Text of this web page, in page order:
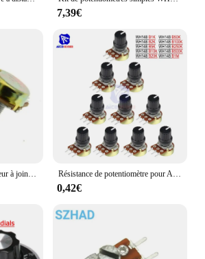
7,39€
Potentiomètre d'amplificateur à joint unique WH148, 10K 20k 50k 100k 500k, 5 pièces/sac L: 15mm Résistance de potentiomètre pour Ardu37avec capuchon, cône linéaire à 3 broches, 1K, 2K, 5K, 10K, 20K, 50K, 100K, 500K, Ohm, 5 pièces par lot
0,42€